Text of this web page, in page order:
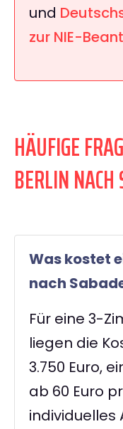
und
zur NIE-
HÄUFIGE
BERLIN
Was kostet
nach
Für eine 3-
liegen die
3.750 Euro,
ab 60 Euro
individuelles